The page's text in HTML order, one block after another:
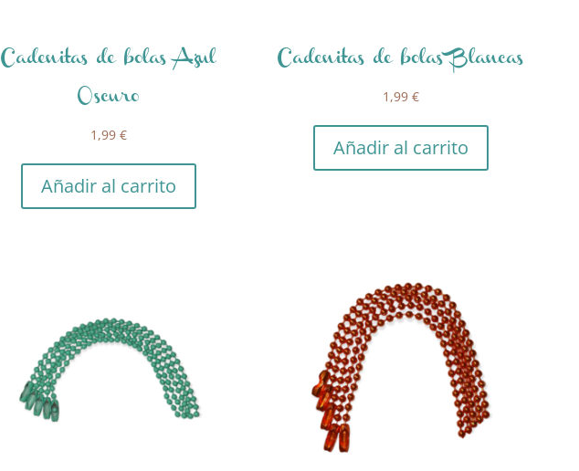
Cadenitas de bolas Azul
Oscuro
1,99€
Añadir al carrito
Cadenitas de bolas Blancas
1,99 €
Añadir al carrito